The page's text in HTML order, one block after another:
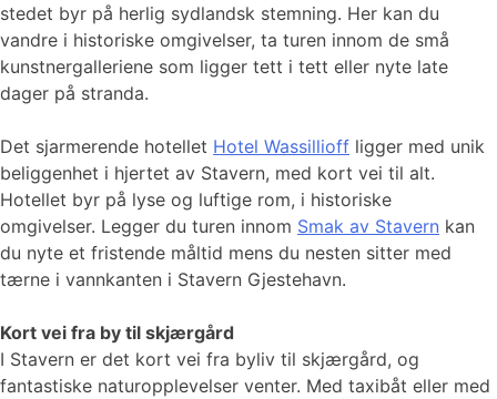
stedet byr på herlig sydlandsk stemning. Her kan du
vandre i historiske omgivelser, ta turen innom de små
kunstnergalleriene som ligger tett i tett eller nyte late
dager på stranda.
Det sjarmerende hotellet Hotel Wassillioff ligger med unik
beliggenhet i hjertet av Stavern, med kort vei til alt.
Hotellet byr på lyse og luftige rom, i historiske
omgivelser. Legger du turen innom Smak av Stavern kan
du nyte et fristende måltid mens du nesten sitter med
tærne i vannkanten i Stavern Gjestehavn.
Kort vei fra by til skjærgård
I Stavern er det kort vei fra byliv til skjærgård, og
fantastiske naturopplevelser venter. Med taxibåt eller med